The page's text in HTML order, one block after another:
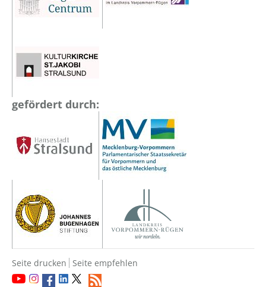
gefördert durch:
Seite drucken Seite empfehlen